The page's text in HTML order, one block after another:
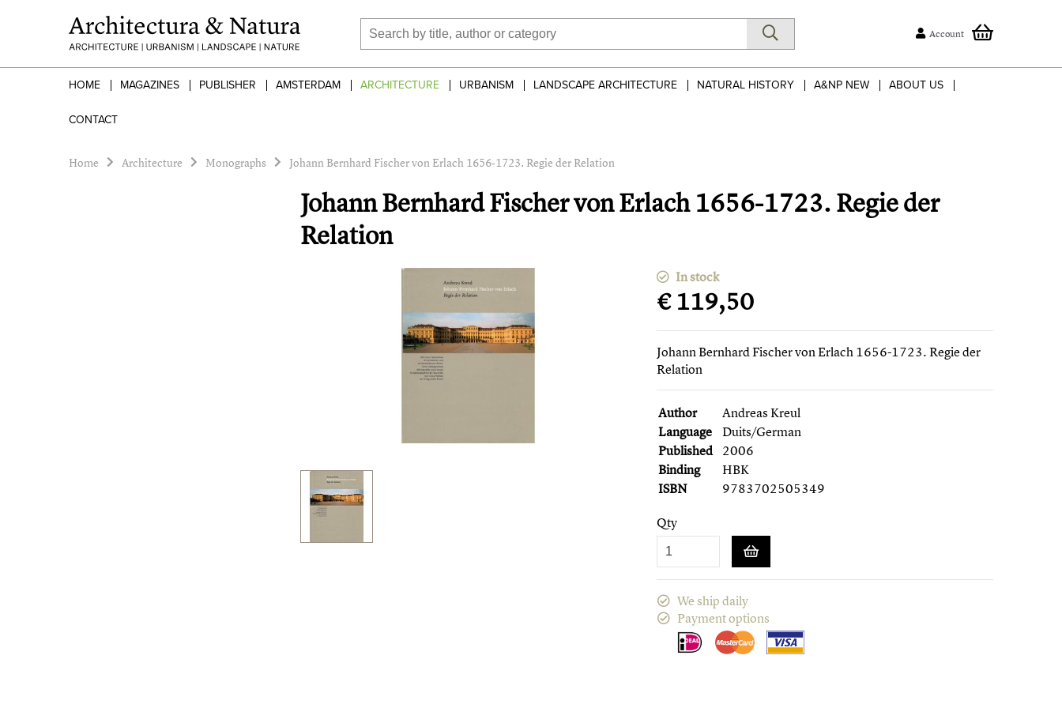
Account
HOME MAGAZINES PUBLISHER AMSTERDAM ARCHITECTURE URBANISM LANDSCAPE ARCHITECTURE NATURAL HISTORY A&NP NEW ABOUT US
CONTACT
Home Architecture Monographs Johann Bernhard Fischer von Erlach 1656-1723. Regie der Relation
Johann Bernhard Fischer von Erlach 1656-1723. Regie der
Relation
In stock
€ 119,50
Johann Bernhard Fischer von Erlach 1656-1723. Regie der
Relation
Author
Andreas Kreul
Language
Duits/German
Published 2006
Binding
HBK
ISBN
9783702505349
Qty
We ship daily
Payment options